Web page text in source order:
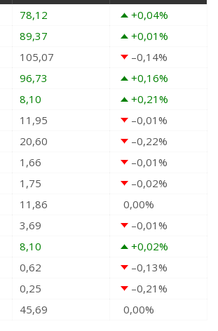
78,12 +0,04%
89,37 +0,01%
105,07 –0,14%
96,73 +0,16%
8,10 +0,21%
11,95 –0,01%
20,60 –0,22%
1,66 –0,01%
1,75 –0,02%
11,86 0,00%
3,69 –0,01%
8,10 +0,02%
0,62 –0,13%
0,25 –0,21%
45,69 0,00%